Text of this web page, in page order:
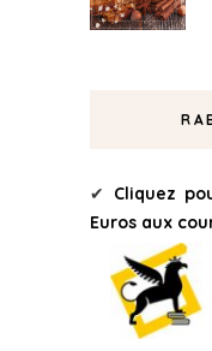
✔ Cliquez
Euros aux